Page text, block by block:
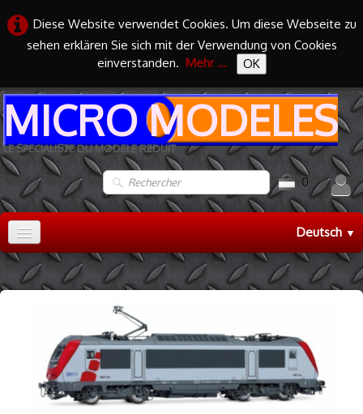
Diese Website verwendet Cookies. Um diese Webseite zu
sehen erklären Sie sich mit der Verwendung von Cookies
einverstanden. Mehr ... OK
MICRO MODELES
LE SPECIALISTE DU MODELE REDUIT
0
Deutsch▼
Accueil
TRAIN HO▼
MAQUETTES▼
RADIO COMMANDE▼